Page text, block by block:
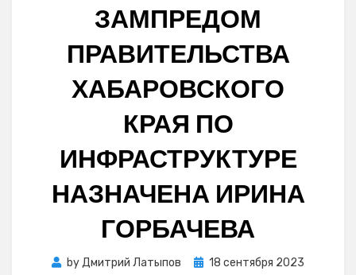
ЗАМПРЕДОМ
ПРАВИТЕЛЬСТВА
ХАБАРОВСКОГО
КРАЯ ПО
ИНФРАСТРУКТУРЕ
НАЗНАЧЕНА ИРИНА
ГОРБАЧЕВА
byДмитрий Латыпов
Posted
18 сентября 2023